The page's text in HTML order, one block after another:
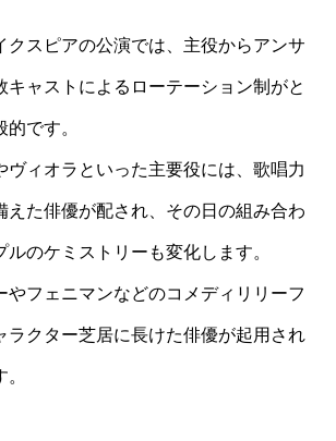
クスピアの公演では、主役からアンサ
キャストによるローテーション制がと
です。
ヴィオラといった主要役には、歌唱力
えた俳優が配され、その日の組み合わ
のケミストリーも変化します。
やフェニマンなどのコメディリリーフ
ラクター芝居に長けた俳優が起用され